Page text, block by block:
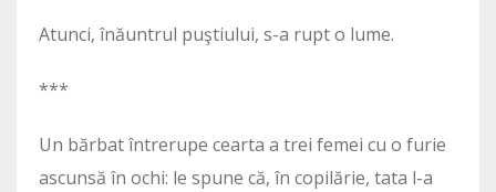
Atunci, înăuntrul puştiului, s-a rupt o lume.
***
Un bărbat întrerupe cearta a trei femei cu o furie
ascunsă în ochi: le spune că, în copilărie, tata l-a